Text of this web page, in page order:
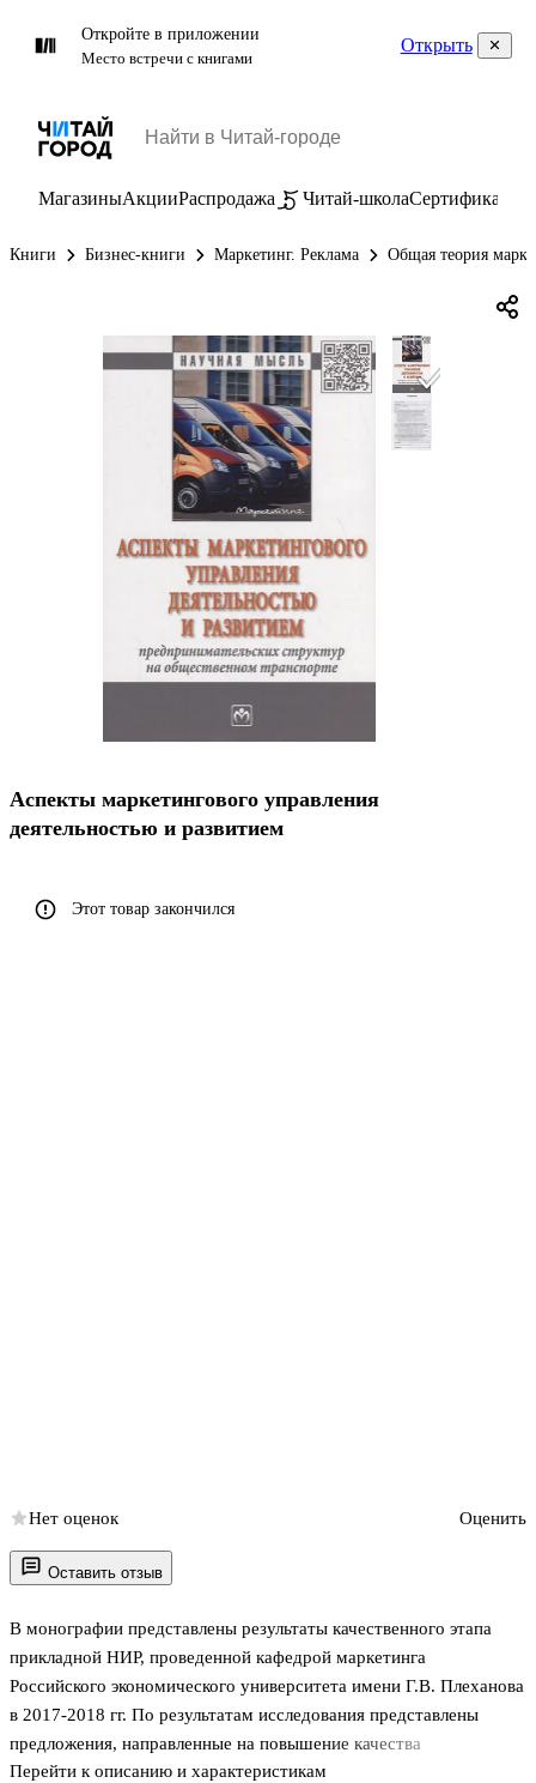
Откройте в приложении
Место встречи с книгами
Открыть
МагазиныАкцииРаспродажа Читай-школаСертификаты
Книги Бизнес-книги Маркетинг. Реклама Общая теория
Оставить отзыв
В монографии представлены результаты качественного этапа
прикладной НИР, проведенной кафедрой маркетинга
Российского экономического университета имени Г.В. Плеханова
в 2017-2018 гг. По результатам исследования представлены
предложения, направленные на повышение качества
транспортного обслуживания на рельсовом внутригородском
Перейти к описанию и характеристикам
Аспекты маркетингового управления
деятельностью и развитием
Этот товар закончился
Нет оценок Оценить